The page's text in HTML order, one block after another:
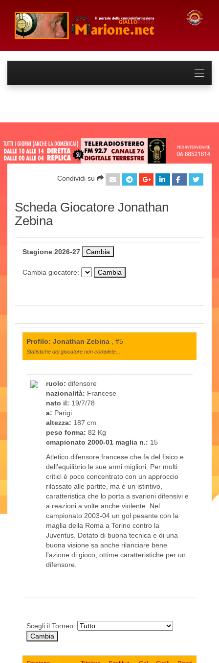
Condividi su
Scheda Giocatore Jonathan
Zebina
Stagione 2026-27
Cambia giocatore:
Profilo: Jonathan Zebina , #5
Statistiche del giocatore non complete...
ruolo: difensore
nazionalità: Francese
nato il: 19/7/78
a: Parigi
altezza: 187 cm
peso forma: 82 Kg
cmapionato 2000-01 maglia n.: 15
Atletico difensore francese che fa del fisico e
dell'equilibrio le sue armi migliori. Per molti
critici è poco concentrato con un approccio
rilassato alle partite, ma è un istintivo,
caratteristica che lo porta a svarioni difensivi e
a reazioni a volte anche violente. Nel
campionato 2003-04 un gol pesante con la
maglia della Roma a Torino contro la
Juventus. Dotato di buona tecnica e di una
buona visione sa anche rilanciare bene
l'azione di gioco, ottime caratteristiche per un
difensore.
Scegli il Torneo: